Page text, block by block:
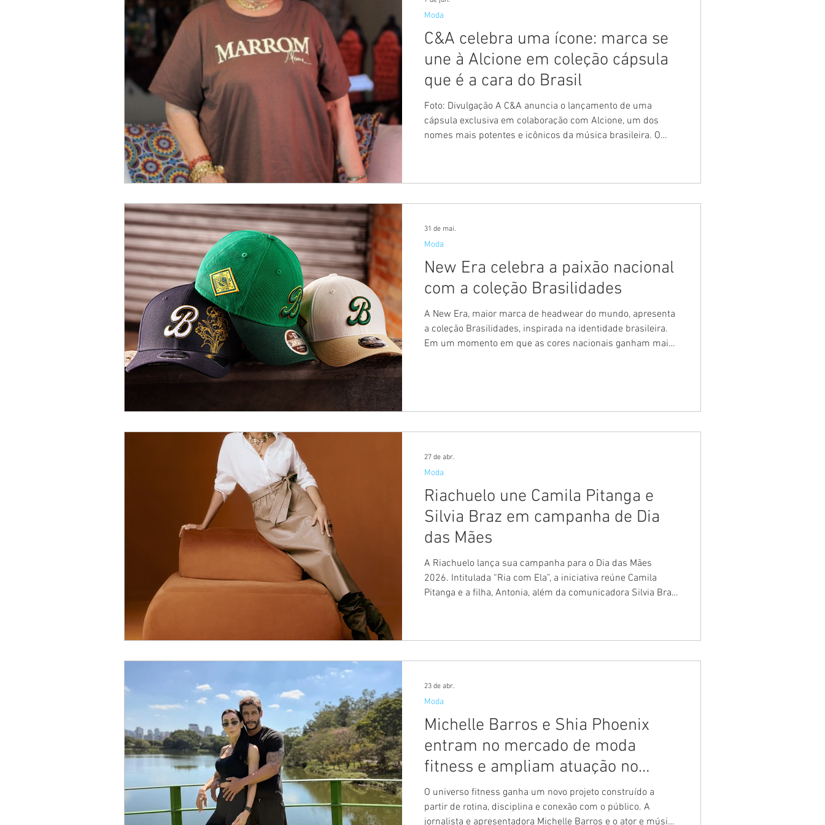
C&A celebra uma ícone: marca se
une à Alcione em coleção cápsula
que é a cara do Brasil
Foto: Divulgação A C&A anuncia o lançamento de uma
cápsula exclusiva em colaboração com Alcione, um dos
nomes mais potentes e icônicos da música brasileira. O
principais territórios. A marca, que possui um amplo
série Tapas & Beijos, Lady Gaga e muitos o
Moda
New Era celebra a paixão nacional
com a coleção Brasilidades
A New Era, maior marca de headwear do mundo, apresenta
a coleção Brasilidades, inspirada na identidade brasileira.
Em um momento em que as cores nacionais ganham mais
O 9FORTY™ M-CROWN, sil
Moda
31 de mai.
Riachuelo une Camila Pitanga e
Silvia Braz em campanha de Dia
das Mães
A Riachuelo lança sua campanha para o Dia das Mães
2026. Intitulada “Ria com Ela”, a iniciativa reúne Camila
Pitanga e a filha, Antonia, além da comunicadora Silvia Braz
trabalho publicitário e dá continuidade ao movimento da
Moda
27 de abr.
Michelle Barros e Shia Phoenix
entram no mercado de moda
fitness e ampliam atuação no
universo do bem-estar
O universo fitness ganha um novo projeto construído a
partir de rotina, disciplina e conexão com o público. A
jornalista e apresentadora Michelle Barros e o ator e músico
Moda
23 de abr.